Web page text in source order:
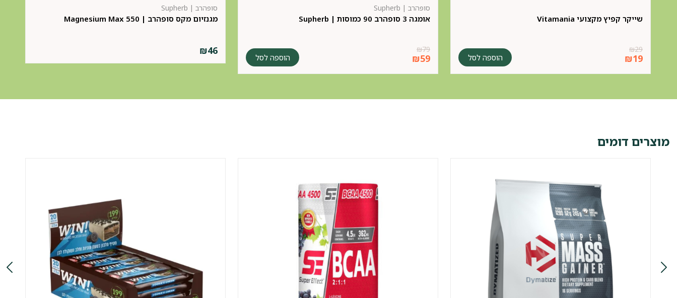
שייקר קפיץ מקצועי Vitamania
₪29
₪19 הוספה לסל
אומגה 3 סופהרב 90 כמוסות | Supherb
סופהרב | Supherb
₪79
₪59 הוספה לסל
מגנזיום מקס סופהרב | Magnesium Max 550
סופהרב | Supherb
₪46
מוצרים דומים